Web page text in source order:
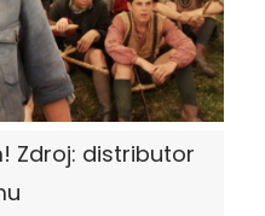
Zdroj: distributor